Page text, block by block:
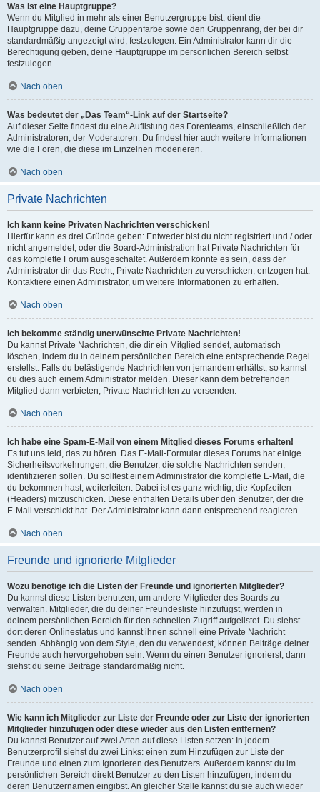
Was ist eine Hauptgruppe?
Wenn du Mitglied in mehr als einer Benutzergruppe bist, dient die
Hauptgruppe dazu, deine Gruppenfarbe sowie den Gruppenrang, der bei dir
standardmäßig angezeigt wird, festzulegen. Ein Administrator kann dir die
Berechtigung geben, deine Hauptgruppe im persönlichen Bereich selbst
festzulegen.
Nach oben
Was bedeutet der „Das Team“-Link auf der Startseite?
Auf dieser Seite findest du eine Auflistung des Forenteams, einschließlich der
Administratoren, der Moderatoren. Du findest hier auch weitere Informationen
wie die Foren, die diese im Einzelnen moderieren.
Nach oben
Private Nachrichten
Ich kann keine Privaten Nachrichten verschicken!
Hierfür kann es drei Gründe geben: Entweder bist du nicht registriert und / oder
nicht angemeldet, oder die Board-Administration hat Private Nachrichten für
das komplette Forum ausgeschaltet. Außerdem könnte es sein, dass der
Administrator dir das Recht, Private Nachrichten zu verschicken, entzogen hat.
Kontaktiere einen Administrator, um weitere Informationen zu erhalten.
Nach oben
Ich bekomme ständig unerwünschte Private Nachrichten!
Du kannst Private Nachrichten, die dir ein Mitglied sendet, automatisch
löschen, indem du in deinem persönlichen Bereich eine entsprechende Regel
erstellst. Falls du belästigende Nachrichten von jemandem erhältst, so kannst
du dies auch einem Administrator melden. Dieser kann dem betreffenden
Mitglied dann verbieten, Private Nachrichten zu versenden.
Nach oben
Ich habe eine Spam-E-Mail von einem Mitglied dieses Forums erhalten!
Es tut uns leid, das zu hören. Das E-Mail-Formular dieses Forums hat einige
Sicherheitsvorkehrungen, die Benutzer, die solche Nachrichten senden,
identifizieren sollen. Du solltest einem Administrator die komplette E-Mail, die
du bekommen hast, weiterleiten. Dabei ist es ganz wichtig, die Kopfzeilen
(Headers) mitzuschicken. Diese enthalten Details über den Benutzer, der die
E-Mail verschickt hat. Der Administrator kann dann entsprechend reagieren.
Nach oben
Freunde und ignorierte Mitglieder
Wozu benötige ich die Listen der Freunde und ignorierten Mitglieder?
Du kannst diese Listen benutzen, um andere Mitglieder des Boards zu
verwalten. Mitglieder, die du deiner Freundesliste hinzufügst, werden in
deinem persönlichen Bereich für den schnellen Zugriff aufgelistet. Du siehst
dort deren Onlinestatus und kannst ihnen schnell eine Private Nachricht
senden. Abhängig von dem Style, den du verwendest, können Beiträge deiner
Freunde auch hervorgehoben sein. Wenn du einen Benutzer ignorierst, dann
siehst du seine Beiträge standardmäßig nicht.
Nach oben
Wie kann ich Mitglieder zur Liste der Freunde oder zur Liste der ignorierten
Mitglieder hinzufügen oder diese wieder aus den Listen entfernen?
Du kannst Benutzer auf zwei Arten auf diese Listen setzen: In jedem
Benutzerprofil siehst du zwei Links: einen zum Hinzufügen zur Liste der
Freunde und einen zum Ignorieren des Benutzers. Außerdem kannst du im
persönlichen Bereich direkt Benutzer zu den Listen hinzufügen, indem du
deren Benutzernamen eingibst. An gleicher Stelle kannst du sie auch wieder